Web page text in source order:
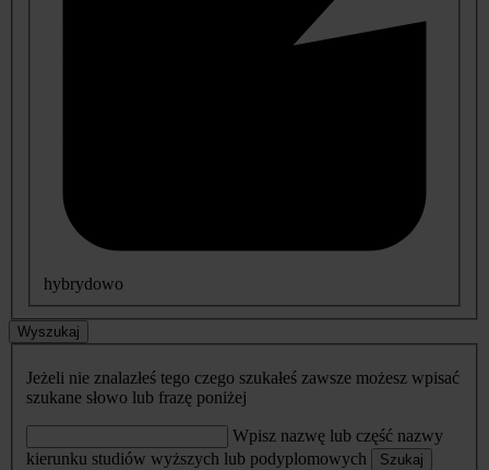
hybrydowo
Wyszukaj
Jeżeli nie znalazłeś tego czego szukałeś zawsze możesz wpisać
szukane słowo lub frazę poniżej
Wpisz nazwę lub część nazwy
kierunku studiów wyższych lub podyplomowych
Szukaj